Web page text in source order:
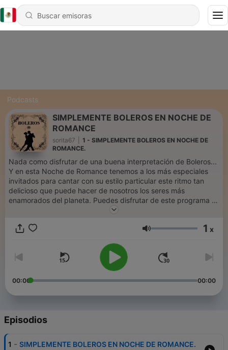
Podcasts
SIMPLEMENTE BOLEROS EN NOCHE DE
ROMANCE
sorita67
1 - SIMPLEMENTE BOLEROS EN NOCHE DE
ROMANCE.
Nada como disfrutar de una buena interpretación de Boleros...
Y en esta Noche de Romance tenemos a los más especiales
invitados para cantar con su estilo particular este ritmo tan
delicioso que puede hacer de nosotros los seres más
enamorados del planeta. Puedes disfrutar de este programa y
es para tì The radio That is for you
Volumen 1 x
00:00 00:00
Episodios
1 - SIMPLEMENTE BOLEROS EN NOCHE DE ROMANCE.